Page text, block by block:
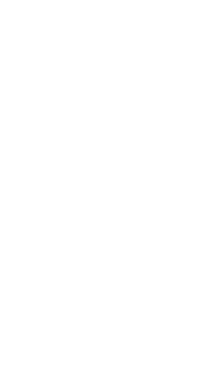
matplotlib/